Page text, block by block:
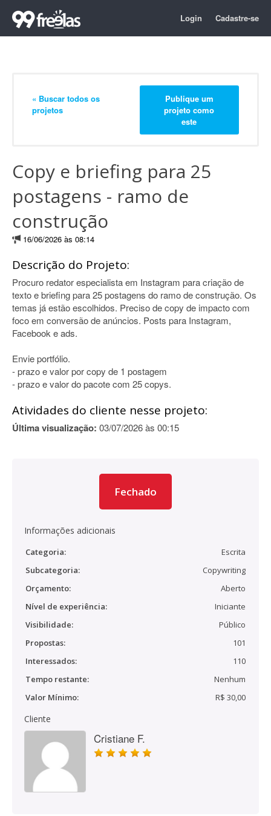
Login Cadastre-se
« Buscar todos os
projetos
Publique um
projeto como
este
Copy e briefing para 25
postagens - ramo de
construção
16/06/2026 às 08:14
Descrição do Projeto:
Procuro redator especialista em Instagram para criação de
texto e briefing para 25 postagens do ramo de construção. Os
temas já estão escolhidos. Preciso de copy de impacto com
foco em conversão de anúncios. Posts para Instagram,
Facebook e ads.
Envie portfólio.
- prazo e valor por copy de 1 postagem
- prazo e valor do pacote com 25 copys.
Atividades do cliente nesse projeto:
Última visualização: 03/07/2026 às 00:15
Fechado
Informações adicionais
Categoria:
Escrita
Subcategoria:
Copywriting
Orçamento:
Aberto
Nível de experiência:
Iniciante
Visibilidade:
Público
Propostas:
101
Interessados:
110
Tempo restante:
Nenhum
Valor Mínimo:
R$ 30,00
Cliente
Cristiane F.